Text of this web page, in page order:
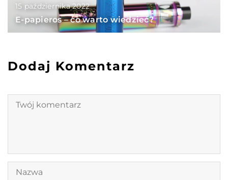
15 października 2022
E-papieros – co warto wiedzieć?
Dodaj Komentarz